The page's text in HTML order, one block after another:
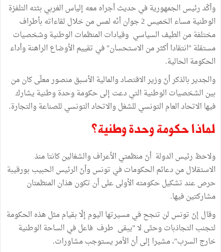
وأكّد رئيس الجمهورية في حديث أجراه معه إلياس الغربي بثته التلفزة
الوطنية مساء الخميس 2 جوان أنّه لمس من خلال لقاءاته بأطراف
مختلفة من الطيف السياسي وقيادات المنظمات الوطنية وشخصيات
مستقلة "انتقادا أكثر من الاستحسان" في تقييم الأوضاع الراهنة وأداء
الحكومة الحالية.
والجدير بالذكر أنّ وزير الاقتصاد والمالية الأسبق منصور معلّى كان من
بين الشخصيات الوطنية التي دعت إلى حكومة وحدة وطنية يشارك
فيها الاتحاد العام التونسي للشغل والاتحاد التونسي للصناعة والتجارة.
لماذا حكومة وحدة وطنية؟
ولاحظ رئيس الدولة أنّ منظمتي الأعراف والشغالين كانتا منذ
الاستقلال من دعائم الحكومات في تونس وأنّ الرئيس الحبيب بورقيبة
حرص عند تشكيل حكومته الأولى على أن تكون هذان المنظمتان
مشاركتين فيها.
وقال إنّ تونس لن تنجح في مسيرتها اليوم إلّا بقيام مثل هذه الحكومة
لتجنب التجاذبات وحتّى لا "يبقى طرف فاعل في الساحة الوطنية
خارج السرب"، مشيرا إلى أنّ الأمر يستوجب مشاورات.